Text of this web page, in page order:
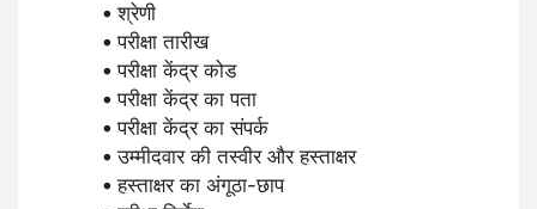
श्रेणी
परीक्षा तारीख
परीक्षा केंद्र कोड
परीक्षा केंद्र का पता
परीक्षा केंद्र का संपर्क
उम्मीदवार की तस्वीर और हस्ताक्षर
हस्ताक्षर का अंगूठा-छाप